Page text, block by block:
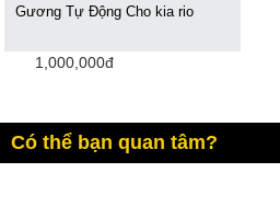
Gương Tự Động Cho kia rio
1,000,000đ
Có thể bạn quan tâm?